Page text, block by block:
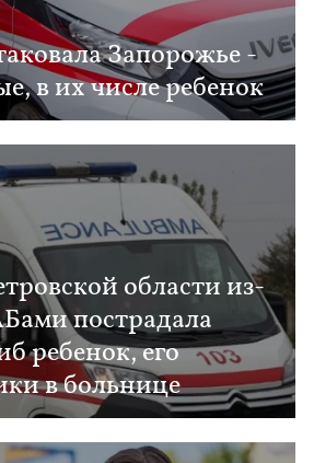
Запорожье -
в их числе ребенок
области из-
пострадала
ребенок, его
в больнице